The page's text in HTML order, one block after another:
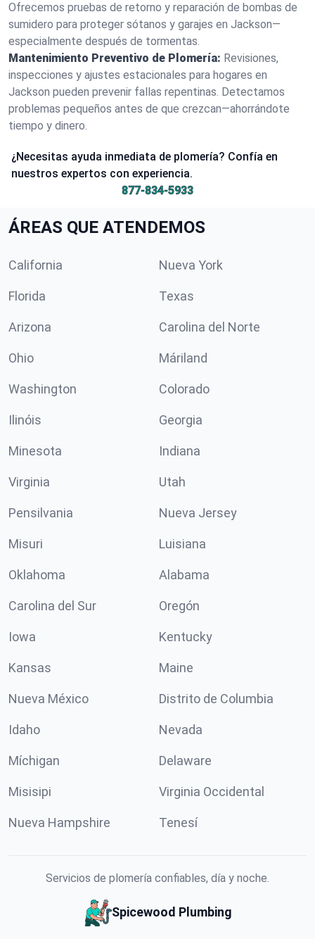
Ofrecemos pruebas de retorno y reparación de bombas de
sumidero para proteger sótanos y garajes en Jackson—
especialmente después de tormentas.
Mantenimiento Preventivo de Plomería: Revisiones,
inspecciones y ajustes estacionales para hogares en
Jackson pueden prevenir fallas repentinas. Detectamos
problemas pequeños antes de que crezcan—ahorrándote
tiempo y dinero.
¿Necesitas ayuda inmediata de plomería? Confía en
nuestros expertos con experiencia.
877-834-5933
ÁREAS QUE ATENDEMOS
California Nueva York
Florida Texas
Arizona Carolina del Norte
Ohio Máriland
Washington Colorado
Ilinóis Georgia
Minesota Indiana
Virginia Utah
Pensilvania Nueva Jersey
Misuri Luisiana
Oklahoma Alabama
Carolina del Sur Oregón
Iowa Kentucky
Kansas Maine
Nueva México Distrito de Columbia
Idaho Nevada
Míchigan Delaware
Misisipi Virginia Occidental
Nueva Hampshire Tenesí
Servicios de plomería confiables, día y noche.
Spicewood Plumbing